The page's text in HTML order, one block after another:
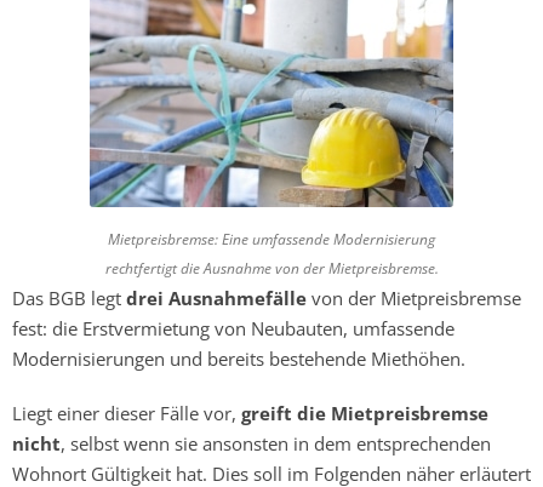
Mietpreisbremse: Eine umfassende Modernisierung
rechtfertigt die Ausnahme von der Mietpreisbremse.
Das BGB legt drei Ausnahmefälle von der Mietpreisbremse
fest: die Erstvermietung von Neubauten, umfassende
Modernisierungen und bereits bestehende Miethöhen.
Liegt einer dieser Fälle vor, greift die Mietpreisbremse
nicht, selbst wenn sie ansonsten in dem entsprechenden
Wohnort Gültigkeit hat. Dies soll im Folgenden näher erläutert